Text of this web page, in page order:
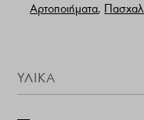
Αρτοποιήματα,
ΥΛΙΚΑ